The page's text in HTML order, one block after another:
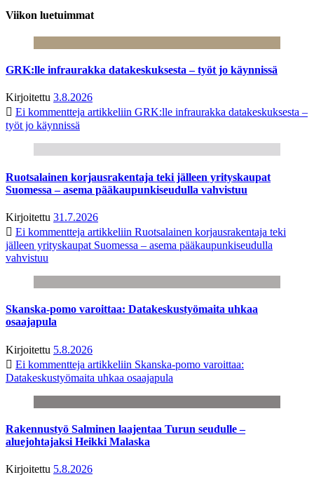
Viikon luetuimmat
GRK:lle infraurakka datakeskuksesta – työt jo käynnissä
Kirjoitettu 3.8.2026
Ei kommentteja artikkeliin GRK:lle infraurakka datakeskuksesta –
työt jo käynnissä
Ruotsalainen korjausrakentaja teki jälleen yrityskaupat
Suomessa – asema pääkaupunkiseudulla vahvistuu
Kirjoitettu 31.7.2026
Ei kommentteja artikkeliin Ruotsalainen korjausrakentaja teki
jälleen yrityskaupat Suomessa – asema pääkaupunkiseudulla
vahvistuu
Skanska-pomo varoittaa: Datakeskustyömaita uhkaa
osaajapula
Kirjoitettu 5.8.2026
Ei kommentteja artikkeliin Skanska-pomo varoittaa:
Datakeskustyömaita uhkaa osaajapula
Rakennustyö Salminen laajentaa Turun seudulle –
aluejohtajaksi Heikki Malaska
Kirjoitettu 5.8.2026